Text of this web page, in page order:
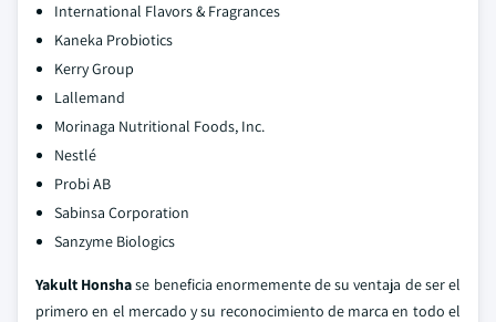
International Flavors & Fragrances
Kaneka Probiotics
Kerry Group
Lallemand
Morinaga Nutritional Foods, Inc.
Nestlé
Probi AB
Sabinsa Corporation
Sanzyme Biologics
Yakult Honshase beneficia enormemente de su ventaja de ser el
primero en el mercado y su reconocimiento de marca en todo el